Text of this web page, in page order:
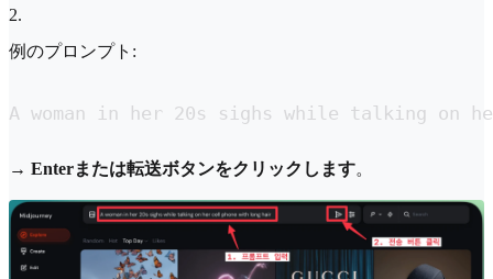
2.
例のプロンプト:
A woman in her 20s sighs while talking on
→ Enterまたは転送ボタンをクリックします。